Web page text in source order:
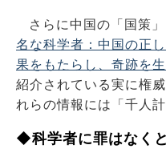
さらに中国の「国策
名な科学者：中国の正
果をもたらし、奇跡を生
紹介されている実に権
れらの情報には「千人
◆科学者に罪はなく